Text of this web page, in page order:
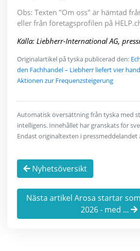
Obs: Texten "Om oss" är hämtad
eller från företagsprofilen på
Källa: Liebherr-International AG,
Originalartikel på tyska publicerad den:
den Fachhandel – Liebherr liefert vier
Aktionen zur Frequenzsteigerung
Automatisk översättning från tyska med
intelligens. Innehållet har granskats för
Endast originaltexten i
Nyhetsöversikt
Nästa artikel Arosa startar
2026 - med ...